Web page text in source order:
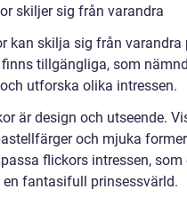
skiljer sig från varandra
kan skilja sig från varandra
tillgängliga, som
utforska olika intressen.
är design och utseende.
och mjuka
flickors intressen,
fantasifull prinsessvärld.